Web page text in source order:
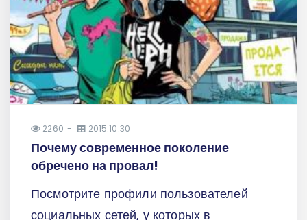
2260 2015.10.30
Почему современное поколение
обречено на провал!
Посмотрите профили пользователей
социальных сетей, у которых в